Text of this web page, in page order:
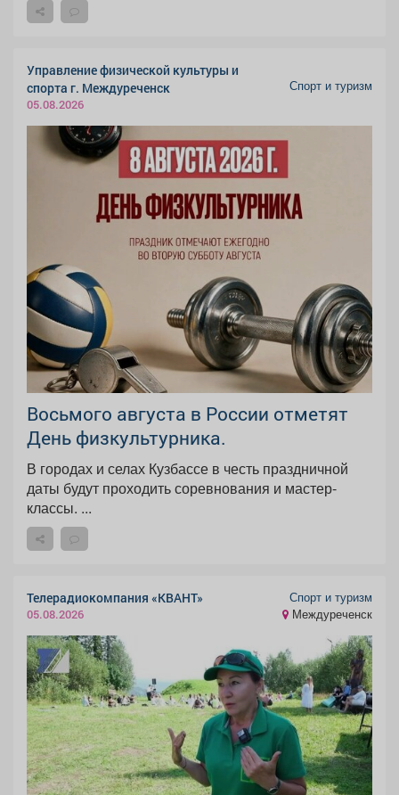
Управление физической культуры и
спорта г. Междуреченск
05.08.2026
Спорт и туризм
Восьмого августа в России отметят
День физкультурника.
В городах и селах Кузбассе в честь праздничной
даты будут проходить соревнования и мастер-
классы. ...
Телерадиокомпания «КВАНТ»
05.08.2026
Спорт и туризм
Междуреченск